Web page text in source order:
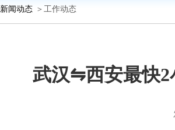
新闻动态 ＞工作动态
武汉⇋西安最快2